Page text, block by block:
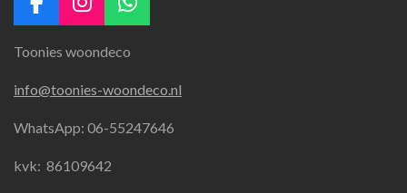
F
c
b
o
k
I
s
a
g
a
W
a
s
A
Toonies woondeco
info@toonies-woondeco.nl
WhatsApp: 06-55247646
kvk: 86109642